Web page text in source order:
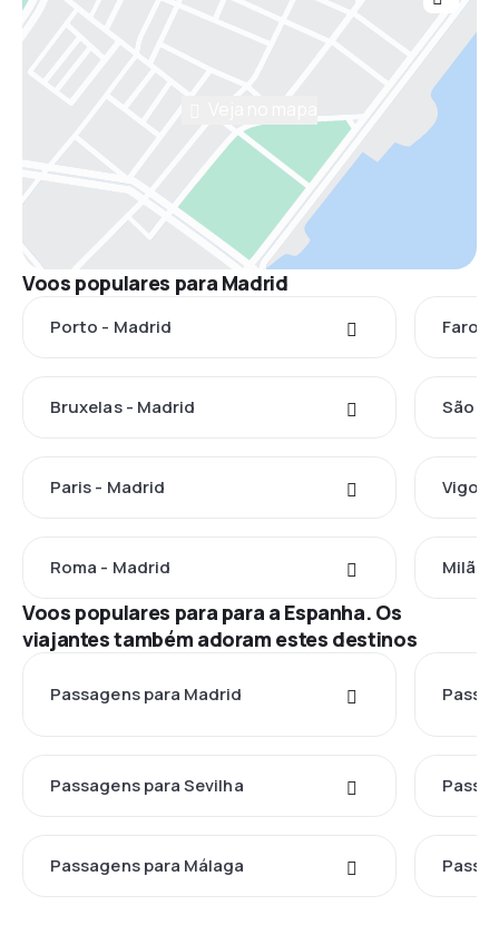
Voos populares para Madrid
Porto - Madrid Faro -
Bruxelas - Madrid São
Paris - Madrid Vigo -
Roma - Madrid Milão
Voos populares para para a Espanha. Os
viajantes também adoram estes destinos
Passagens para Madrid
Passagens para Sevilha
Passagens para Málaga